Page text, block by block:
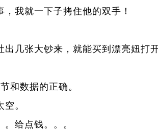
我就一下子拷住他的双手！
几张大钞来，就能买到漂亮妞打
和数据的正确。
。
给点钱。。。